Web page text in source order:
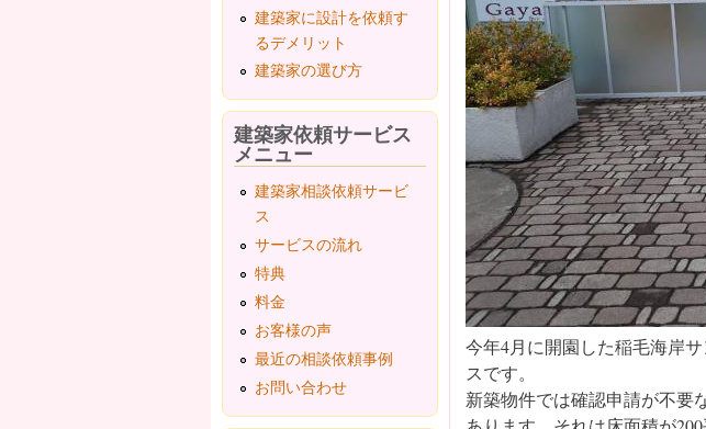
今年4月に開園した稲毛海岸
スです。
新築物件では確認申請が不
建築家に設計を依頼す
るデメリット
建築家の選び方
建築家依頼サービス
メニュー
建築家相談依頼サービ
ス
サービスの流れ
特典
料金
お客様の声
最近の相談依頼事例
お問い合わせ